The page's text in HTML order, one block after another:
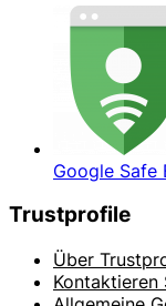
Google Safe
Trustprofile
Über
Kontaktieren